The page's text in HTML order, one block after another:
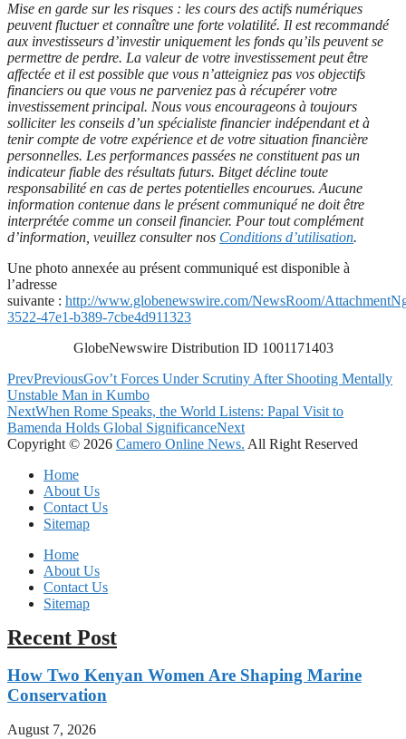
Mise en garde sur les risques : les cours des actifs numériques
peuvent fluctuer et connaître une forte volatilité. Il est recommandé
aux investisseurs d’investir uniquement les fonds qu’ils peuvent se
permettre de perdre. La valeur de votre investissement peut être
affectée et il est possible que vous n’atteigniez pas vos objectifs
financiers ou que vous ne parveniez pas à récupérer votre
investissement principal. Nous vous encourageons à toujours
solliciter les conseils d’un spécialiste financier indépendant et à
tenir compte de votre expérience et de votre situation financière
personnelles. Les performances passées ne constituent pas un
indicateur fiable des résultats futurs. Bitget décline toute
responsabilité en cas de pertes potentielles encourues. Aucune
information contenue dans le présent communiqué ne doit être
interprétée comme un conseil financier. Pour tout complément
d’information, veuillez consulter nos Conditions d’utilisation.
Une photo annexée au présent communiqué est disponible à
l’adresse
suivante : http://www.globenewswire.com/NewsRoom/
3522-47e1-b389-7cbe4d911323
GlobeNewswire Distribution ID 1001171403
PrevPreviousGov’t Forces Under Scrutiny After Shooting Mentally
Unstable Man in Kumbo
NextWhen Rome Speaks, the World Listens: Papal Visit to
Bamenda Holds Global SignificanceNext
Copyright © 2026 Camero Online News. All Right Reserved
Home
About Us
Contact Us
Sitemap
Home
About Us
Contact Us
Sitemap
Recent Post
How Two Kenyan Women Are Shaping Marine
Conservation
August 7, 2026